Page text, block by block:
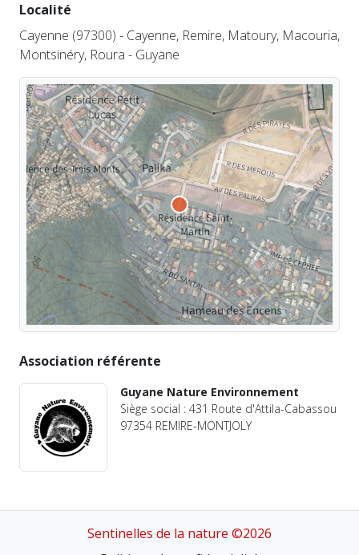
Localité
Cayenne (97300) - Cayenne, Remire, Matoury, Macouria,
Montsinéry, Roura - Guyane
Association référente
Guyane Nature Environnement
Siège social : 431 Route d'Attila-Cabassou
97354 REMIRE-MONTJOLY
Sentinelles de la nature ©2026